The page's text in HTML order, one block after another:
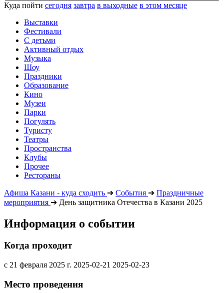
Куда пойти сегодня завтра в выходные в этом месяце
Выставки
Фестивали
С детьми
Активный отдых
Музыка
Шоу
Праздники
Образование
Кино
Музеи
Парки
Погулять
Туристу
Театры
Пространства
Клубы
Прочее
Рестораны
Афиша Казани - куда сходить ➔ События ➔ Праздничные
мероприятия ➔ День защитника Отечества в Казани 2025
Информация о событии
Когда проходит
с 21 февраля 2025 г. 2025-02-21 2025-02-23
Место проведения